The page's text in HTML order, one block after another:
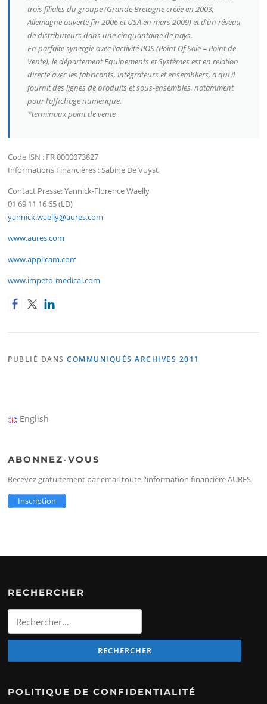
trois filiales du groupe (Grande Bretagne créée en 2003,
Allemagne ouverte fin 2006 et USA en mars 2009) et d’un réseau
de distributeurs dans une cinquantaine de pays.
En parfaite synergie avec l’activité POS (Point Of Sale = Point de
Vente), le département Equipements et Systèmes est en relation
directe avec les fabricants, intégrateurs et ensembliers, à qui il
fournit des lignes de produits et sous-ensembles, notamment
pour l’affichage numérique.
*terminaux point de vente
Code ISN : FR 0000073827
Informations Financières : Sabine De Vuyst
Contact Presse: Yannick-Florence Waelly
01 69 11 16 65 (LD)
yannick.waelly@aures.com
www.aures.com
www.applicam.com
www.impeto-medical.com
PUBLIÉ DANSCOMMUNIQUÉS ARCHIVES 2011
English
ABONNEZ-VOUS
Recevez gratuitement par email toute l'information financière AURES
Inscription
RECHERCHER
Rechercher
POLITIQUE DE CONFIDENTIALITÉ